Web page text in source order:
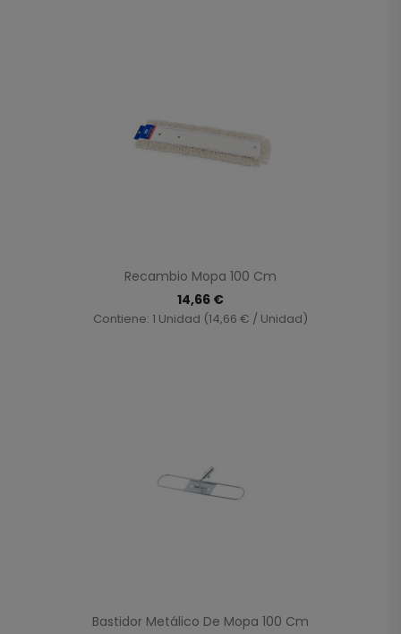
Recambio Mopa 100 Cm
14,66 €
Contiene: 1 Unidad (14,66 € / Unidad)
Bastidor Metálico De Mopa 100 Cm